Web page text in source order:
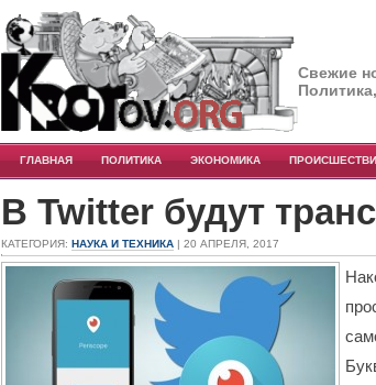
Свежие
ГЛАВНАЯ ПОЛИТИКА ЭКОНОМИКА
В Twitter будут
КАТЕГОРИЯ: НАУКА И ТЕХНИКА | 20 АПРЕЛЯ, 2017